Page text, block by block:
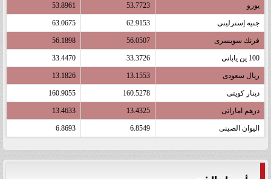
يورو 53.7723
53.8961
جنيه إسترلينى 62.9153
63.0675
فرنك سويسرى 56.0507
56.1898
100 ين يابانى 33.3726
33.4470
ريال سعودى 13.1553
13.1826
دينار كويتى 160.5278
160.9055
درهم اماراتى 13.4325
13.4633
اليوان الصينى 6.8549
6.8693